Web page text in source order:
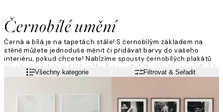
Černobílé umění
Černá a bílá je na tapetách stále! S černobílým základem na
stěně můžete jednoduše měnit či přidávat barvy do vašeho
interiéru, pokud chcete! Nabízíme spousty černobílých plakátů
všech provedení, od krásného fotografického umění po grafické
ilustrace a černobílé motivy.
Přečtěte si víceVšechny kategorie Filtrovat & Seřadit